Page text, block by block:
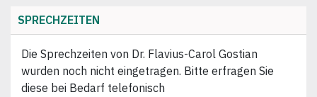
SPRECHZEITEN
Die Sprechzeiten von Dr. Flavius-Carol Gostian
wurden noch nicht eingetragen. Bitte erfragen Sie
diese bei Bedarf telefonisch